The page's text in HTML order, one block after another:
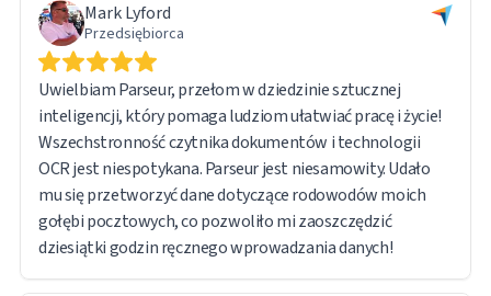
problemów technicznych. Zespół wsparcia Parseur był
jednak szybki i responsywny. W rzeczywistości większość
problemów wynikała z mojej własnej krzywej uczenia się,
a nie z ograniczeń oprogramowania — sam system działał
bez zarzutu.
Jestem bardzo zadowolony z ogólnego doświadczenia i z
pełnym przekonaniem polecam Parseur każdemu, kto
zajmuje się przetwarzaniem dużych ilości dokumentów i
wyodrębnianiem danych.
Mark Lyford
Przedsiębiorca
Uwielbiam Parseur, przełom w dziedzinie sztucznej
inteligencji, który pomaga ludziom ułatwiać pracę i życie!
Wszechstronność czytnika dokumentów i technologii
OCR jest niespotykana. Parseur jest niesamowity. Udało
mu się przetworzyć dane dotyczące rodowodów moich
gołębi pocztowych, co pozwoliło mi zaoszczędzić
dziesiątki godzin ręcznego wprowadzania danych!